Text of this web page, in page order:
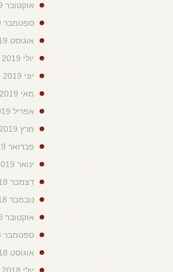
אוקטובר 2019
ספטמבר 2019
אוגוסט 2019
יולי 2019
יוני 2019
מאי 2019
אפריל 2019
מרץ 2019
פברואר 2019
ינואר 2019
דצמבר 2018
נובמבר 2018
אוקטובר 2018
ספטמבר 2018
אוגוסט 2018